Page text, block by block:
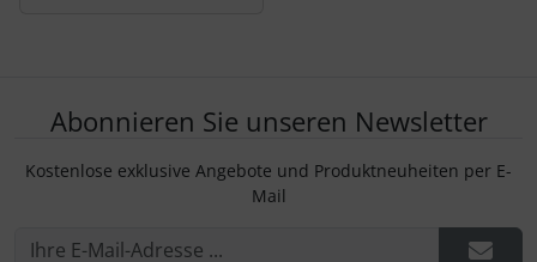
Abonnieren Sie unseren Newsletter
Kostenlose exklusive Angebote und Produktneuheiten per E-
Mail